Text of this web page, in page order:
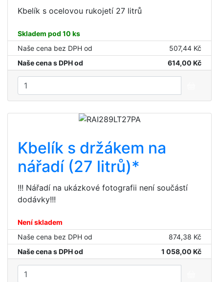
Kbelík s ocelovou rukojetí 27 litrů
Skladem pod 10 ks
Naše cena bez DPH od
507,44 Kč
Naše cena s DPH od
614,00 Kč
Kbelík s držákem na
nářadí (27 litrů)*
!!! Nářadí na ukázkové fotografii není součástí
dodávky!!!
Není skladem
Naše cena bez DPH od
874,38 Kč
Naše cena s DPH od
1 058,00 Kč